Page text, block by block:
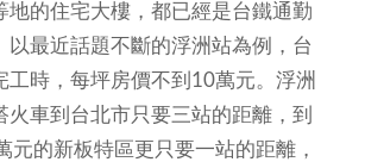
地的住宅大樓，都已經是台鐵通勤
以最近話題不斷的浮洲站為例，台
工時，每坪房價不到10萬元。浮洲
火車到台北市只要三站的距離，到
元的新板特區更只要一站的距離，